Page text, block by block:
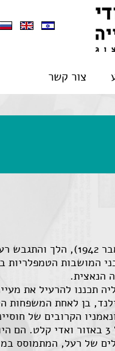
צור קשר
בעקבות תבוסת הנאצים בקרב
המושבות הטמפלריות
הנאצית.
תכננו להרעיל את
בן לאחת המשפחות
הקרובים של
בליל ה-6 באוקטובר 1944 הוצנחה
ועשרה מיכלים של רעל,